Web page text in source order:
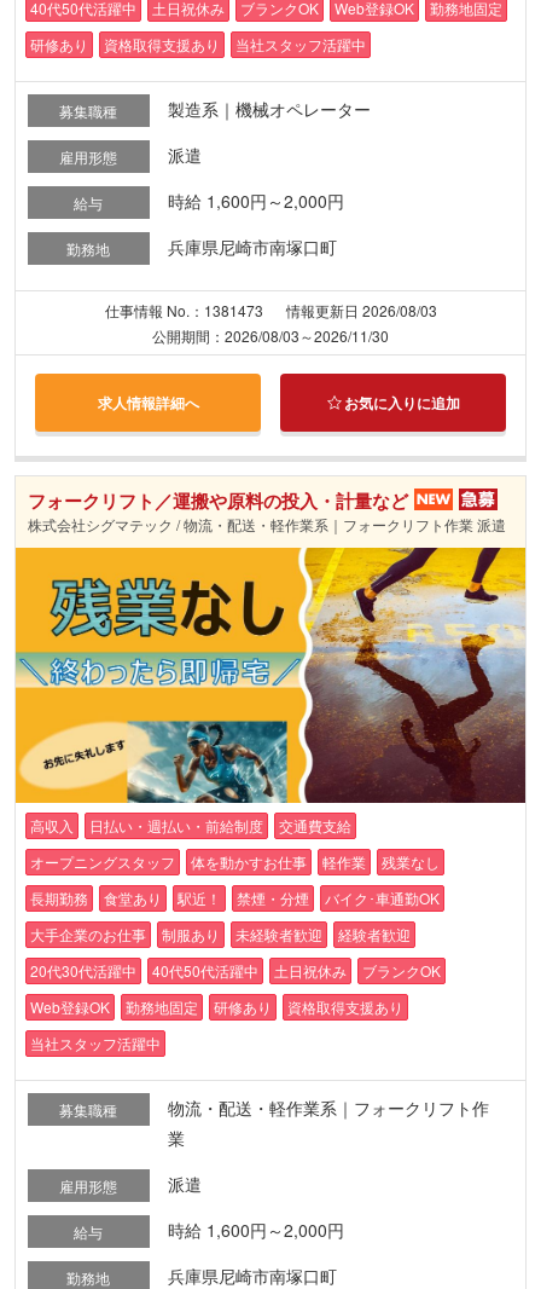
40代50代活躍中 土日祝休み ブランクOK Web登録OK
勤務地固定
研修あり
資格取得支援あり 当社スタッフ活躍中
募集職種 製造系｜機械オペレーター
雇用形態 派遣
給与 時給 1,600円～2,000円
勤務地 兵庫県尼崎市南塚口町
仕事情報 No.：1381473
情報更新日 2026/08/03
公開期間：2026/08/03～2026/11/30
求人情報詳細へ お気に入りに追加
フォークリフト／運搬や原料の投入・計量など
株式会社シグマテック / 物流・配送・軽作業系｜フォークリフト作業 派遣
高収入 日払い・週払い・前給制度
交通費支給
オープニングスタッフ
体を動かすお仕事 軽作業
残業なし
長期勤務
食堂あり 駅近！ 禁煙・分煙
バイク･車通勤OK
大手企業のお仕事
制服あり 未経験者歓迎
経験者歓迎
20代30代活躍中
40代50代活躍中 土日祝休み
ブランクOK
Web登録OK
勤務地固定 研修あり
資格取得支援あり
当社スタッフ活躍中
募集職種
物流・配送・軽作業系｜フォークリフト作
業
雇用形態 派遣
給与 時給 1,600円～2,000円
勤務地 兵庫県尼崎市南塚口町